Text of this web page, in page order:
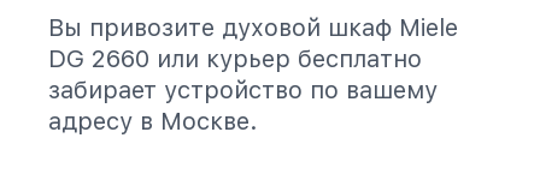
Вы привозите духовой шкаф Miele
DG 2660 или курьер бесплатно
забирает устройство по вашему
адресу в Москве.